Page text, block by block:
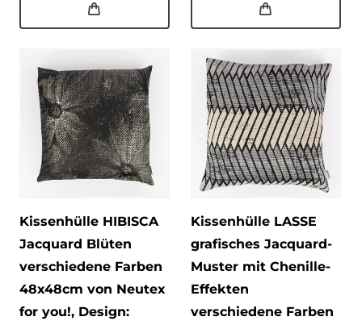
Kissenhülle HIBISCA
Jacquard Blüten
verschiedene Farben
48x48cm von Neutex
for you!, Design:
Kissenhülle LASSE
grafisches Jacquard-
Muster mit Chenille-
Effekten
verschiedene Farben